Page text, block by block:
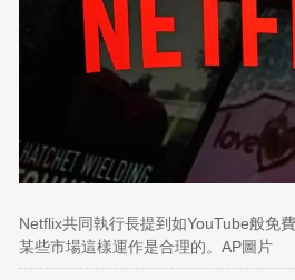
Netflix共同執行長提到如YouTube般免
某些市場這樣運作是合理的。AP圖片